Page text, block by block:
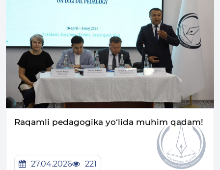
Raqamli pedagogika yo‘lida muhim qadam!
27.04.2026 221